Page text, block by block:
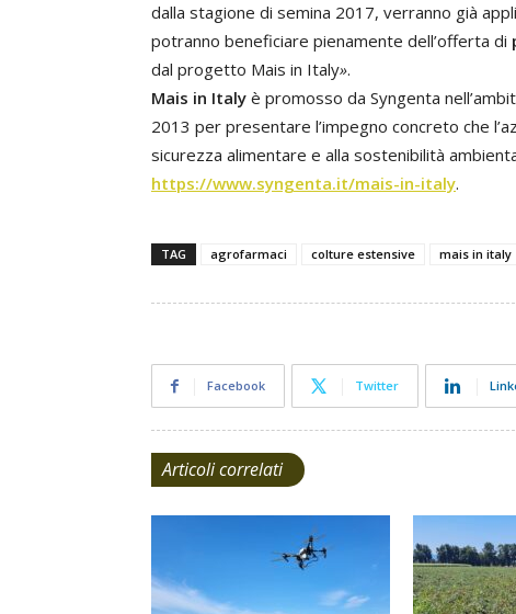
dalla stagione di semina 2017, verranno già
potranno beneficiare pienamente dell’offerta di
dal progetto Mais in Italy».
Mais in Italy è promosso da Syngenta
2013 per presentare l’impegno concreto che
sicurezza alimentare e alla sostenibilità
https://www.syngenta.it/mais-in-italy.
TAG agrofarmaci colture estensive mais in italy
Facebook Twitter
Articoli correlati